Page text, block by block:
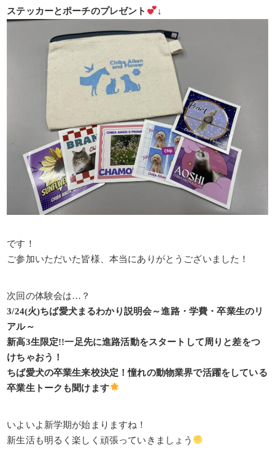
ステッカーとポーチのプレゼント ↓
です！
ご参加いただいた皆様、本当にありがとうございました！
次回の体験会は…？
3/24(火)ちば愛犬まるわかり説明会～進路・学費・卒業生のリ
アル～
新高3生限定!!一足先に進路活動をスタートして周りと差をつ
けちゃおう！
ちば愛犬の卒業生来校決定！憧れの動物業界で活躍をしている
卒業生トークも聞けます
いよいよ新学期が始まりますね！
新生活も明るく楽しく頑張っていきましょう